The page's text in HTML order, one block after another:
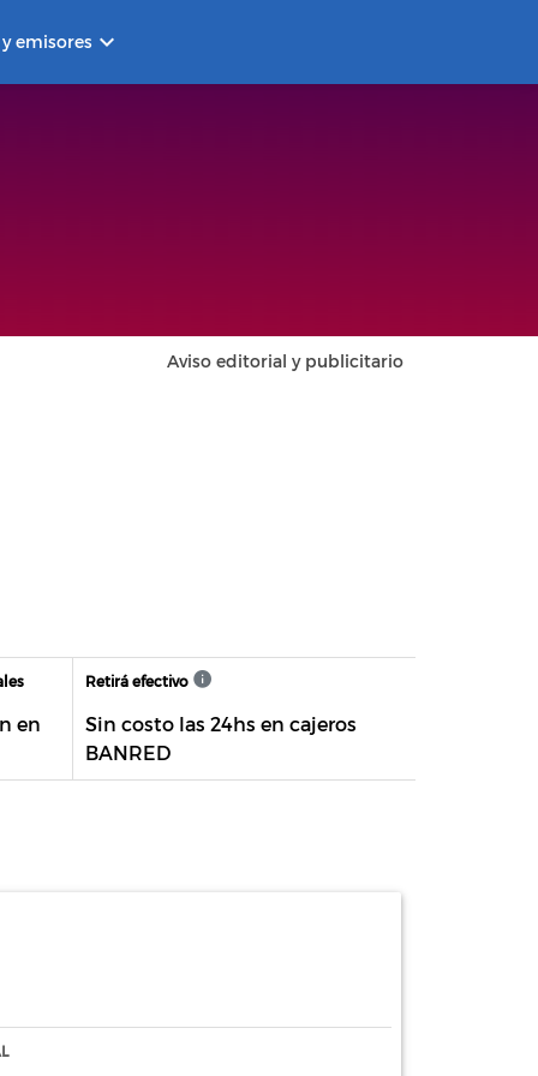
emisores keyboard_arrow_down
Aviso editorial y publicitario
en
Retirá efectivo
Sin costo las 24hs en cajeros
BANRED